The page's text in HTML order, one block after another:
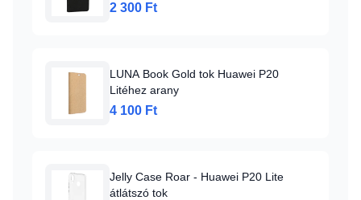
2 300 Ft
LUNA Book Gold tok Huawei P20
Litéhez arany
4 100 Ft
Jelly Case Roar - Huawei P20 Lite
átlátszó tok